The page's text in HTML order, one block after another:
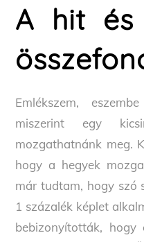
A hit és
Emlékszem,
miszerint egy
mozgathatnánk meg.
hogy a hegyek
már tudtam, hogy szó
1 százalék képlet
bebizonyították,